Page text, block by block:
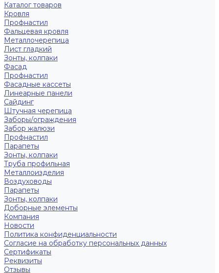
Каталог товаров
Кровля
Профнастил
Фальцевая кровля
Металлочерепица
Лист гладкий
Зонты, колпаки
Фасад
Профнастил
Фасадные кассеты
Линеарные панели
Сайдинг
Штучная черепица
Заборы/ограждения
Забор жалюзи
Профнастил
Парапеты
Зонты, колпаки
Труба профильная
Металлоизделия
Воздуховоды
Парапеты
Зонты, колпаки
Доборные элементы
Компания
Новости
Политика конфиденциальности
Согласие на обработку персональных данных
Сертификаты
Реквизиты
Отзывы